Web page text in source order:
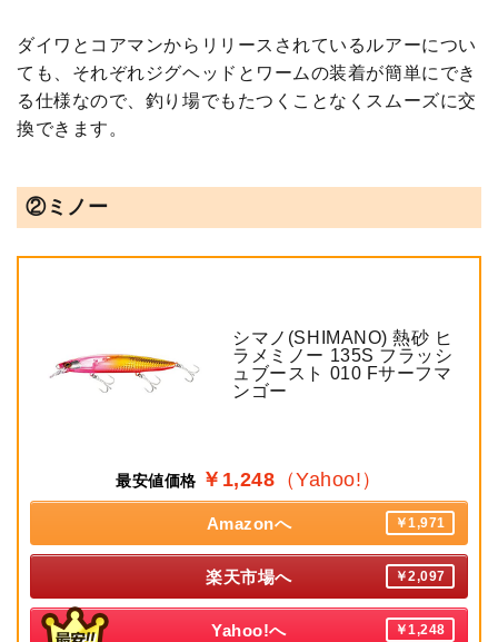
ダイワとコアマンからリリースされているルアーについ
ても、それぞれジグヘッドとワームの装着が簡単にでき
る仕様なので、釣り場でもたつくことなくスムーズに交
換できます。
②ミノー
シマノ(SHIMANO) 熱砂 ヒ
ラメミノー 135S フラッシ
ュブースト 010 Fサーフマ
ンゴー
最安値価格 ￥1,248 （Yahoo!）
Amazonへ ￥1,971
楽天市場へ ￥2,097
Yahoo!へ ￥1,248